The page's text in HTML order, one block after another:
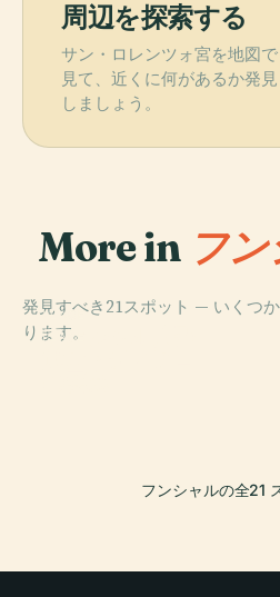
周辺を探索する
サン・ロレンツォ宮を地図で
見て、近くに何があるか発見
しましょう。
More in フ
発見すべき21スポット — いくつ
ります。
PLACE
フンシャル大聖
PLACE
フンシャルの全21